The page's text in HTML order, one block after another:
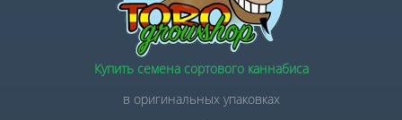
Купить семена сортового каннабиса
в оригинальных упаковках